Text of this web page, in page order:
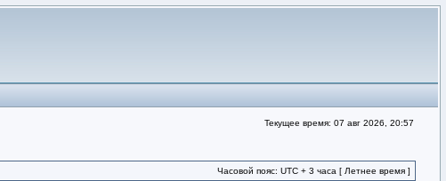
Текущее время: 07 авг 2026, 20:57
Часовой пояс: UTC + 3 часа [ Летнее время ]